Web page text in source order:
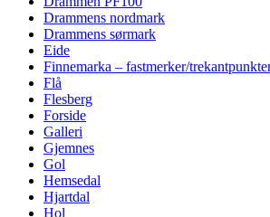
Drammens nordmark
Drammens sørmark
Eide
Finnemarka – fastmerker/
Flå
Flesberg
Forside
Galleri
Gjemnes
Gol
Hemsedal
Hjartdal
Hol